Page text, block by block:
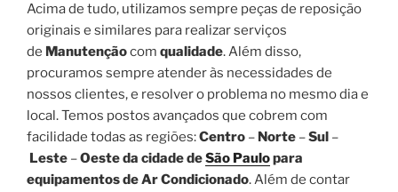
Acima de tudo, utilizamos sempre peças de reposição
originais e similares para realizar serviços
de Manutençãocom qualidade. Além disso,
procuramos sempre atender às necessidades de
nossos clientes, e resolver o problema no mesmo dia e
local. Temos postos avançados que cobrem com
facilidade todas as regiões:Centro – Norte –Sul –
Leste –Oeste da cidade deSão Paulopara
equipamentos de Ar Condicionado. Além de contar